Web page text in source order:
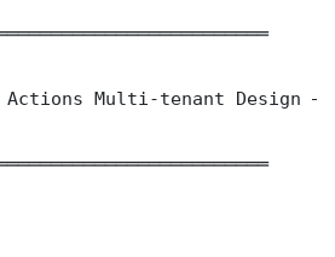
Multi-tenant Design —